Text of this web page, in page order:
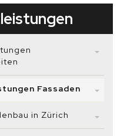
Fassaden
in Zürich